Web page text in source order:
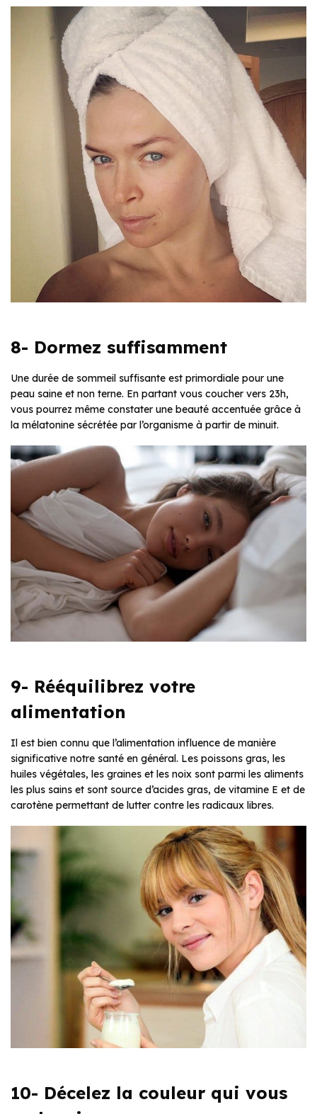
8- Dormez suffisamment
Une durée de sommeil suffisante est primordiale pour une
peau saine et non terne. En partant vous coucher vers 23h,
vous pourrez même constater une beauté accentuée grâce à
la mélatonine sécrétée par l’organisme à partir de minuit.
9- Rééquilibrez votre
alimentation
Il est bien connu que l’alimentation influence de manière
significative notre santé en général. Les poissons gras, les
huiles végétales, les graines et les noix sont parmi les aliments
les plus sains et sont source d’acides gras, de vitamine E et de
carotène permettant de lutter contre les radicaux libres.
10- Décelez la couleur qui vous